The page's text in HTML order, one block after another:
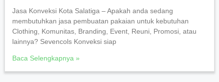
Jasa Konveksi Kota Salatiga – Apakah anda sedang
membutuhkan jasa pembuatan pakaian untuk kebutuhan
Clothing, Komunitas, Branding, Event, Reuni, Promosi, atau
lainnya? Sevencols Konveksi siap
Baca Selengkapnya »